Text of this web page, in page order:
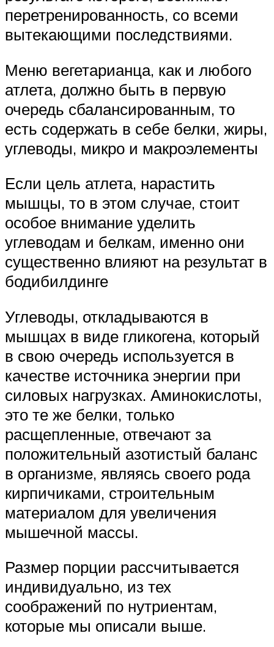
перетренированность, со всеми
вытекающими последствиями.
Меню вегетарианца, как и любого
атлета, должно быть в первую
очередь сбалансированным, то
есть содержать в себе белки, жиры,
углеводы, микро и макроэлементы
Если цель атлета, нарастить
мышцы, то в этом случае, стоит
особое внимание уделить
углеводам и белкам, именно они
существенно влияют на результат в
бодибилдинге
Углеводы, откладываются в
мышцах в виде гликогена, который
в свою очередь используется в
качестве источника энергии при
силовых нагрузках. Аминокислоты,
это те же белки, только
расщепленные, отвечают за
положительный азотистый баланс
в организме, являясь своего рода
кирпичиками, строительным
материалом для увеличения
мышечной массы.
Размер порции рассчитывается
индивидуально, из тех
соображений по нутриентам,
которые мы описали выше.